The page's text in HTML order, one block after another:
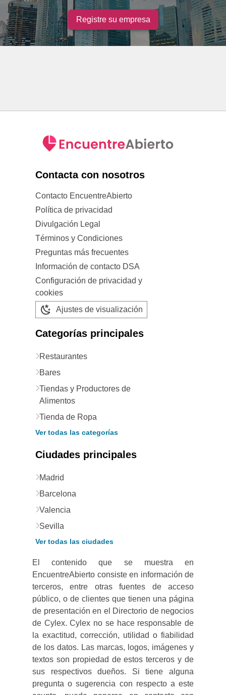
Registre su empresa
Contacta con nosotros
Contacto EncuentreAbierto
Política de privacidad
Divulgación Legal
Términos y Condiciones
Preguntas más frecuentes
Información de contacto DSA
Configuración de privacidad y
cookies
Ajustes de visualización
Categorías principales
Restaurantes
Bares
Tiendas y Productores de
Alimentos
Tienda de Ropa
Ver todas las categorías
Ciudades principales
Madrid
Barcelona
Valencia
Sevilla
Ver todas las ciudades
El contenido que se muestra en
EncuentreAbierto consiste en información de
terceros, entre otras fuentes de acceso
público, o de clientes que tienen una página
de presentación en el Directorio de negocios
de Cylex. Cylex no se hace responsable de
la exactitud, corrección, utilidad o fiabilidad
de los datos. Las marcas, logos, imágenes y
textos son propiedad de estos terceros y de
sus respectivos dueños. Si tiene alguna
pregunta o sugerencia con respecto a este